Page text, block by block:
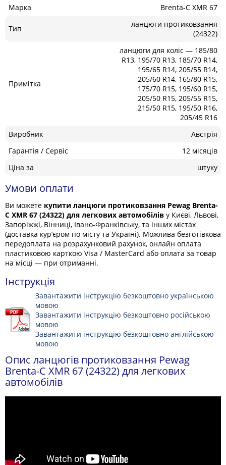
Марка
Brenta-C XMR 67
Тип
ланцюги протиковзання
(24322)
Примітка
ланцюги для коліс — 185/80
R13, 195/70 R13, 185/70 R14,
195/65 R14, 205/55 R14,
205/60 R14, 165/80 R15,
175/70 R15, 195/60 R15,
205/50 R15, 205/55 R15,
215/50 R15, 195/50 R16,
205/45 R16
Виробник
Австрія
Гарантія / Сервіс
12 місяців
Ціна за
штуку
Умови оплати
Ви можете купити ланцюги протиковзання Pewag Brenta-
C XMR 67 (24322) для легкових автомобілів у Києві, Львові,
Запоріжжі, Вінниці, Івано-Франківську, та інших містах
(доставка кур’єром по місту та Україні). Можлива безготівкова
передоплата на розрахунковий рахунок, онлайн оплата
пластиковою карткою Visa / MasterCard або оплата за товар
на місці — при отриманні.
Інструкція
Завантажити інструкцію безкоштовно українською
мовою
Завантажити інструкцію безкоштовно російською
мовою
Завантажити інструкцію безкоштовно англійською
мовою
Опис ланцюгів протиковзання Pewag
Brenta-C XMR 67 (24322) для легкових
автомобілів